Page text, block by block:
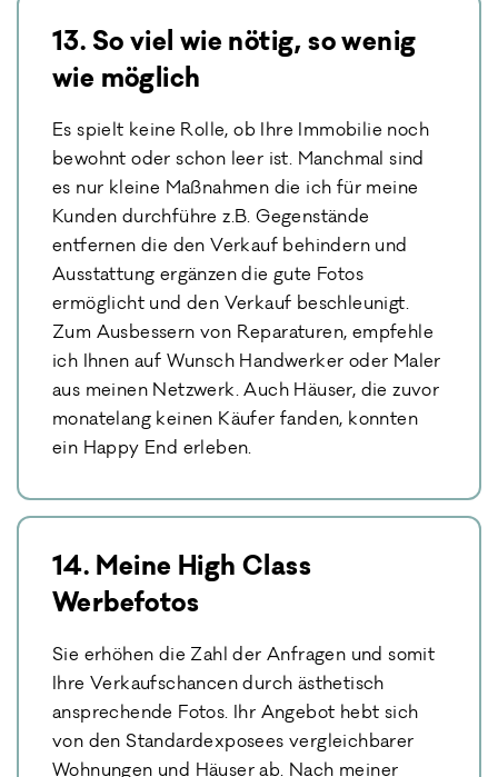
13. So viel wie nötig, so wenig
wie möglich
Es spielt keine Rolle, ob Ihre Immobilie noch
bewohnt oder schon leer ist. Manchmal sind
es nur kleine Maßnahmen die ich für meine
Kunden durchführe z.B. Gegenstände
entfernen die den Verkauf behindern und
Ausstattung ergänzen die gute Fotos
ermöglicht und den Verkauf beschleunigt.
Zum Ausbessern von Reparaturen, empfehle
ich Ihnen auf Wunsch Handwerker oder Maler
aus meinen Netzwerk. Auch Häuser, die zuvor
monatelang keinen Käufer fanden, konnten
ein Happy End erleben.
14. Meine High Class
Werbefotos
Sie erhöhen die Zahl der Anfragen und somit
Ihre Verkaufschancen durch ästhetisch
ansprechende Fotos. Ihr Angebot hebt sich
von den Standardexposees vergleichbarer
Wohnungen und Häuser ab. Nach meiner